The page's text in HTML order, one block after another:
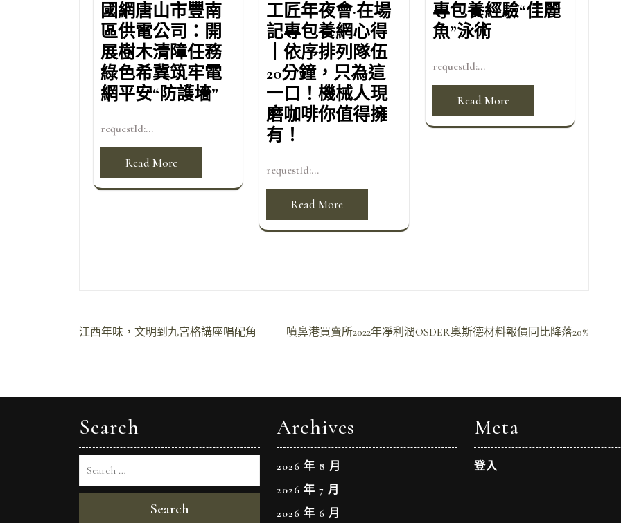
國網唐山市豐南
區供電公司：開
展樹木清障任務
綠色希冀筑牢電
網平安“防護墻”
requestId:...
Read More
工匠年夜會·在場
記專包養網心得
｜依序排列隊伍
20分鐘，只為這
一口！機械人現
磨咖啡你值得擁
有！
requestId:...
Read More
專包養經驗“佳麗
魚”泳術
requestId:...
Read More
文
覽
噴鼻港買賣所2022年凈利潤OSDER奧斯德材料報價同比降落20%
江西年味，文明到九宮格講座唱配角
Search
Search
Archives
2026 年 8 月
2026 年 7 月
2026 年 6 月
Meta
登入